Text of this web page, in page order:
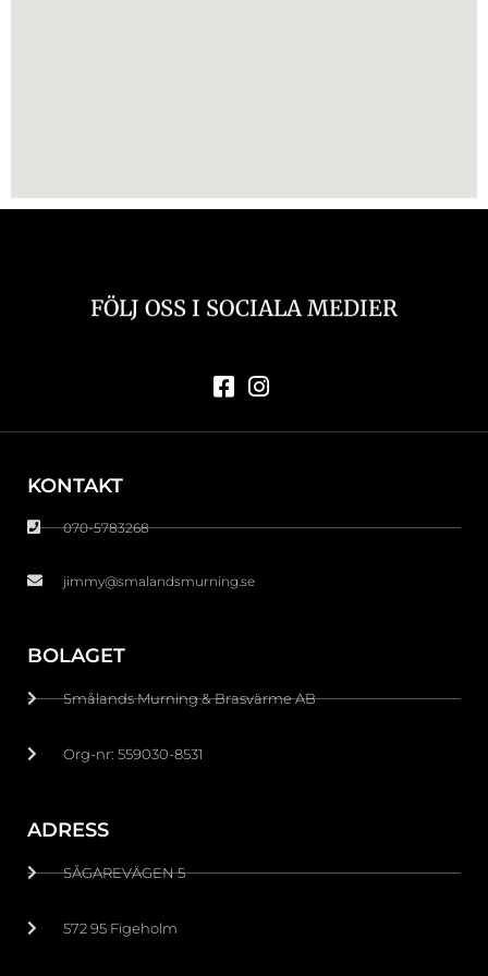
FÖLJ OSS I SOCIALA MEDIER
KONTAKT
070-5783268
jimmy@smalandsmurning.se
BOLAGET
Smålands Murning & Brasvärme AB
Org-nr: 559030-8531
ADRESS
SÅGAREVÄGEN 5
572 95 Figeholm